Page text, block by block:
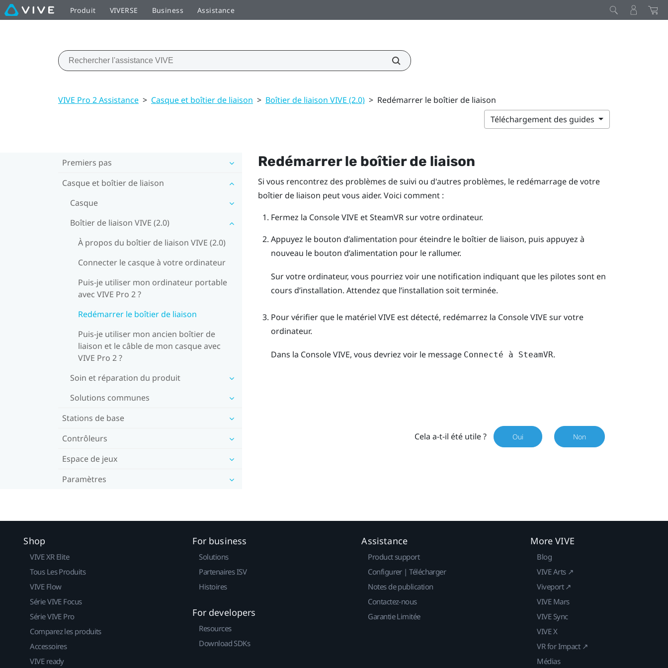
Produit VIVERSE Business Assistance
VIVE Pro 2 Assistance > Casque et boîtier de liaison > Boîtier de liaison VIVE (2.0) > Redémarrer le boîtier de liaison
Téléchargement des guides
Premiers pas
Casque et boîtier de liaison
Casque
Boîtier de liaison VIVE (2.0)
À propos du boîtier de liaison VIVE (2.0)
Connecter le casque à votre ordinateur
Puis-je utiliser mon ordinateur portable
avec VIVE Pro 2 ?
Redémarrer le boîtier de liaison
Puis-je utiliser mon ancien boîtier de
liaison et le câble de mon casque avec
VIVE Pro 2 ?
Soin et réparation du produit
Solutions communes
Stations de base
Contrôleurs
Espace de jeux
Paramètres
Redémarrer le boîtier de liaison
Si vous rencontrez des problèmes de suivi ou d'autres problèmes, le redémarrage de votre
boîtier de liaison peut vous aider. Voici comment :
Fermez la Console VIVE etSteamVRsur votre ordinateur.
Appuyez le bouton d’alimentation pour éteindre le boîtier de liaison, puis appuyez à
nouveau le bouton d’alimentation pour le rallumer.
Sur votre ordinateur, vous pourriez voir une notification indiquant que les pilotes sont en
cours d’installation. Attendez que l’installation soit terminée.
Pour vérifier que le matériel VIVE est détecté, redémarrez la Console VIVE sur votre
ordinateur.
Dans la Console VIVE, vous devriez voir le message Connecté à SteamVR.
Cela a-t-il été utile ? Oui Non
Shop
VIVE XR Elite
Tous Les Produits
VIVE Flow
Série VIVE Focus
Série VIVE Pro
Comparez les produits
Accessoires
VIVE ready
For business
Solutions
Partenaires ISV
Histoires
For developers
Resources
Download SDKs
Assistance
Product support
Configurer | Télécharger
Notes de publication
Contactez-nous
Garantie Limitée
More VIVE
Blog
VIVE Arts ↗
Viveport ↗
VIVE Mars
VIVE Sync
VIVE X
VR for Impact ↗
Médias